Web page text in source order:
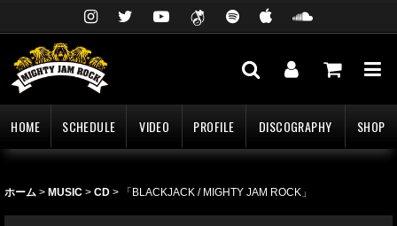
HOME SCHEDULE VIDEO PROFILE DISCOGRAPHY SHOP
ホーム > MUSIC > CD > 「BLACKJACK / MIGHTY JAM ROCK」